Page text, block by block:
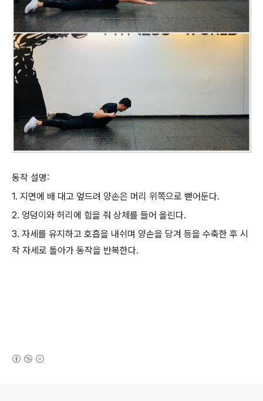
동작 설명:
1. 지면에 배 대고 엎드려 양손은 머리 위쪽으로 뻗어둔다.
2. 엉덩이와 허리에 힘을 줘 상체를 들어 올린다.
3. 자세를 유지하고 호흡을 내쉬며 양손을 당겨 등을 수축한 후 시
작 자세로 돌아가 동작을 반복한다.